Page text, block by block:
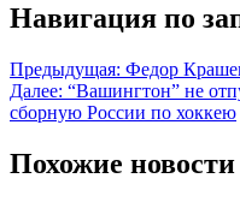
Навигация по
Предыдущая: Федор
Далее: “Вашингтон” не
сборную России по хоккею
Похожие новости